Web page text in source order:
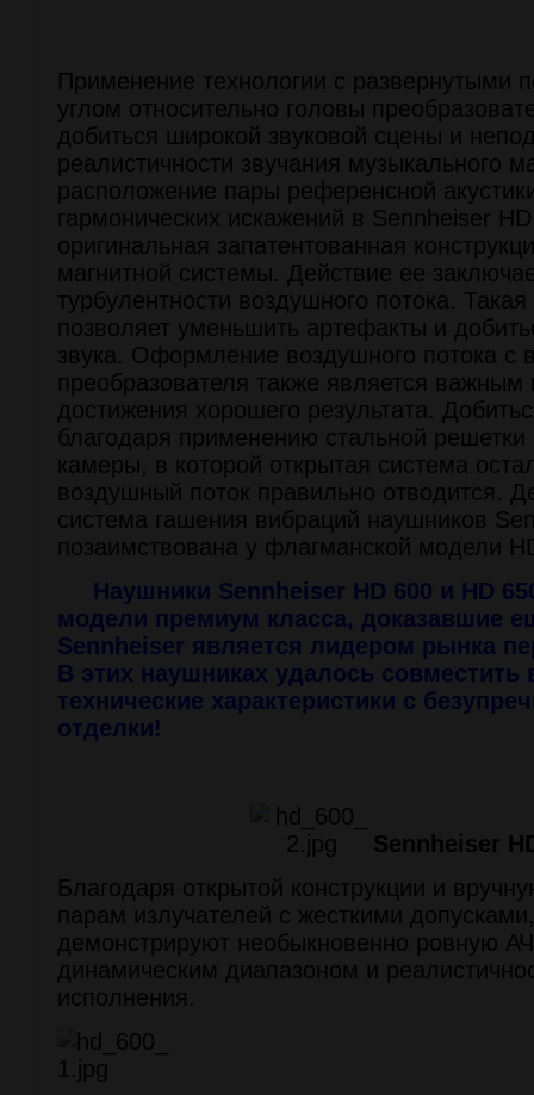
Применение технологии с развернутыми
углом относительно головы
добиться широкой звуковой сцены и
реалистичности звучания музыкального
расположение пары референсной
гармонических искажений в Sennheiser
оригинальная запатентованная
магнитной системы. Действие ее
турбулентности воздушного потока. Такая
позволяет уменьшить артефакты и
звука. Оформление воздушного потока с
преобразователя также является
достижения хорошего результата.
благодаря применению стальной
камеры, в которой открытая система
воздушный поток правильно отводится.
система гашения вибраций наушников
позаимствована у флагманской модели
Наушники Sennheiser HD 600 и HD
модели премиум класса, доказавшие
Sennheiser является лидером рынка
В этих наушниках удалось совместить
технические характеристики с
отделки!
Sennheiser
Благодаря открытой конструкции и
парам излучателей с жесткими
демонстрируют необыкновенно ровную
динамическим диапазоном и
исполнения.